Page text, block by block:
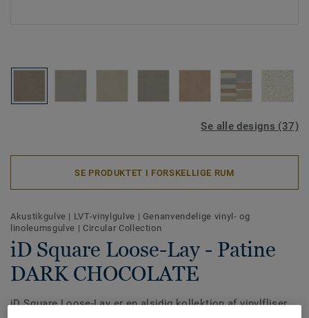
Se alle designs (37)
SE PRODUKTET I FORSKELLIGE RUM
Akustikgulve | LVT-vinylgulve | Genanvendelige vinyl- og
linoleumsgulve | Circular Collection
iD Square Loose-Lay - Patine
DARK CHOCOLATE
iD Square Loose-Lay er en alsidig kollektion af vinylfliser,